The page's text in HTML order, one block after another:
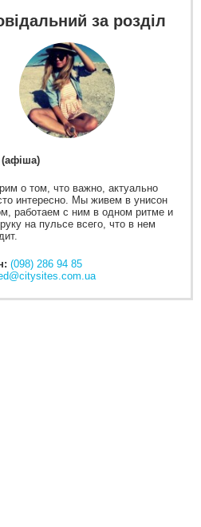
за розділ
(афіша)
о том, что важно, актуально
интересно. Мы живем в унисон
работаем с ним в одном ритме и
на пульсе всего, что в нем
(098) 286 94 85